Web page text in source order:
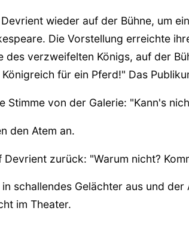
wieder auf der Bühne, um
Die Vorstellung erreichte
des verzweifelten Königs, auf der
für ein Pferd!" Das
Stimme von der Galerie: "Kann's
den Atem an.
zurück: "Warum nicht?
schallendes Gelächter aus und
im Theater.